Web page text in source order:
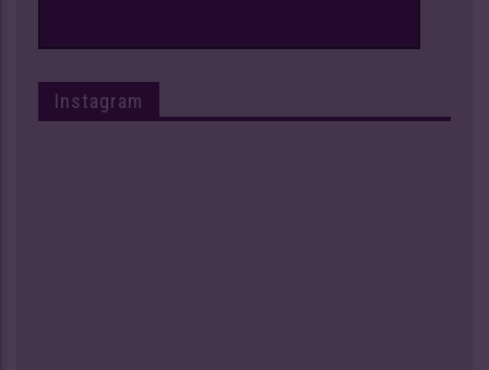
Instagram